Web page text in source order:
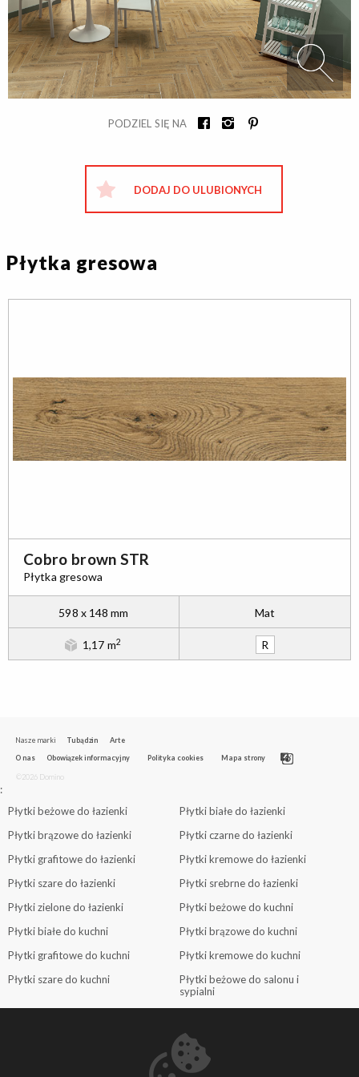
PODZIEL SIĘ NA
DODAJ DO ULUBIONYCH
Płytka gresowa
Cobro brown STR
Płytka gresowa
598 x 148 mm Mat
1,17 m2 R
Nasze marki Tubądzin
Arte
O nas
Obowiązek informacyjny Polityka cookies Mapa strony
©2026 Domino
:
Płytki beżowe do łazienki
Płytki białe do łazienki
Płytki brązowe do łazienki
Płytki czarne do łazienki
Płytki grafitowe do łazienki
Płytki kremowe do łazienki
Płytki szare do łazienki
Płytki srebrne do łazienki
Płytki zielone do łazienki
Płytki beżowe do kuchni
Płytki białe do kuchni
Płytki brązowe do kuchni
Płytki grafitowe do kuchni
Płytki kremowe do kuchni
Płytki szare do kuchni
Płytki beżowe do salonu i
sypialni
Płytki szare do salonu i sypialni